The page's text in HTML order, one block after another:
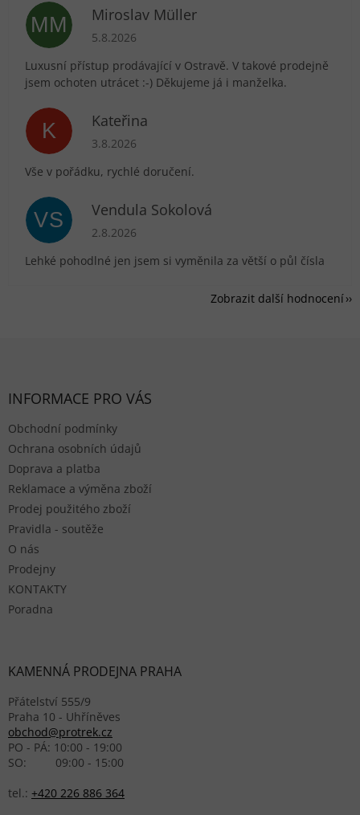
MM Miroslav Müller
Hodnocení obchodu je 5 z 5 hvězdiček.
5.8.2026
Luxusní přístup prodávající v Ostravě. V takové prodejně
jsem ochoten utrácet :-) Děkujeme já i manželka.
K Kateřina
Hodnocení obchodu je 5 z 5 hvězdiček.
3.8.2026
Vše v pořádku, rychlé doručení.
VS Vendula Sokolová
Hodnocení obchodu je 5 z 5 hvězdiček.
2.8.2026
Lehké pohodlné jen jsem si vyměnila za větší o půl čísla
Zobrazit další hodnocení
INFORMACE PRO VÁS
Obchodní podmínky
Ochrana osobních údajů
Doprava a platba
Reklamace a výměna zboží
Prodej použitého zboží
Pravidla - soutěže
O nás
Prodejny
KONTAKTY
Poradna
KAMENNÁ PRODEJNA PRAHA
Přátelství 555/9
Praha 10 - Uhříněves
obchod@protrek.cz
PO - PÁ: 10:00 - 19:00
SO: 09:00 - 15:00
tel.: +420 226 886 364